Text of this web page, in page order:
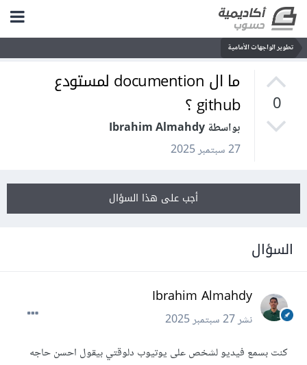
تطوير الواجهات الأمامية
0
ما ال documention لمستودع
github ؟
بواسطة Ibrahim Almahdy
27 سبتمبر 2025
أجب على هذا السؤال
السؤال
Ibrahim Almahdy
نشر27 سبتمبر 2025
كنت بسمع فيديو لشخص على يوتيوب دلوقتي بيقول احسن حاجه